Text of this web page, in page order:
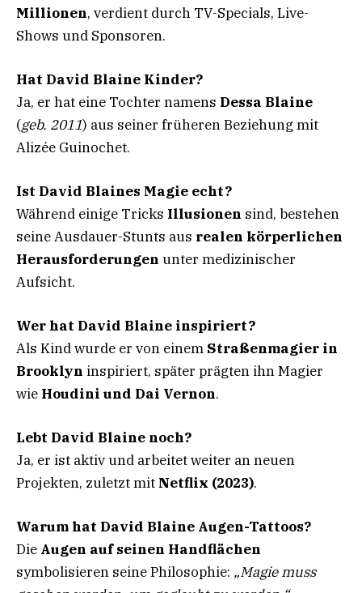
Millionen, verdient durch TV-Specials, Live-
Shows und Sponsoren.
Hat David Blaine Kinder?
Ja, er hat eine Tochter namens Dessa Blaine
(geb. 2011) aus seiner früheren Beziehung mit
Alizée Guinochet.
Ist David Blaines Magie echt?
Während einige Tricks Illusionen sind, bestehen
seine Ausdauer-Stunts aus realen körperlichen
Herausforderungen unter medizinischer
Aufsicht.
Wer hat David Blaine inspiriert?
Als Kind wurde er von einem Straßenmagier in
Brooklyn inspiriert, später prägten ihn Magier
wie Houdini und Dai Vernon.
Lebt David Blaine noch?
Ja, er ist aktiv und arbeitet weiter an neuen
Projekten, zuletzt mit Netflix (2023).
Warum hat David Blaine Augen-Tattoos?
Die Augen auf seinen Handflächen
symbolisieren seine Philosophie: „Magie muss